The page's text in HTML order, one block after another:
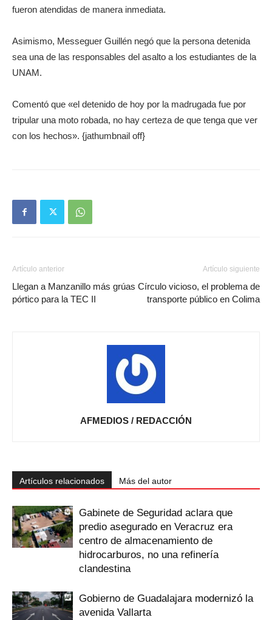
fueron atendidas de manera inmediata.
Asimismo, Messeguer Guillén negó que la persona detenida
sea una de las responsables del asalto a los estudiantes de la
UNAM.
Comentó que «el detenido de hoy por la madrugada fue por
tripular una moto robada, no hay certeza de que tenga que ver
con los hechos». {jathumbnail off}
Artículo anterior
Llegan a Manzanillo más grúas
pórtico para la TEC II
Artículo siguiente
Círculo vicioso, el problema de
transporte público en Colima
AFMEDIOS / REDACCIÓN
Artículos relacionados Más del autor
Gabinete de Seguridad aclara que
predio asegurado en Veracruz era
centro de almacenamiento de
hidrocarburos, no una refinería
clandestina
Gobierno de Guadalajara modernizó la
avenida Vallarta